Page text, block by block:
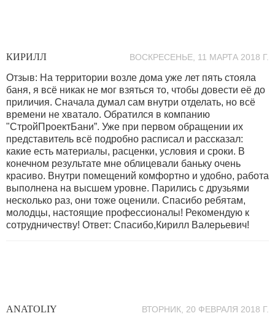
КИРИЛЛ ВОСКРЕСЕНЬЕ, 11 МАРТА 2018 Г.
Отзыв: На территории возле дома уже лет пять стояла
баня, я всё никак не мог взяться то, чтобы довести её до
приличия. Сначала думал сам внутри отделать, но всё
времени не хватало. Обратился в компанию
"СтройПроектБани”. Уже при первом обращении их
представитель всё подробно расписал и рассказал:
какие есть материалы, расценки, условия и сроки. В
конечном результате мне облицевали баньку очень
красиво. Внутри помещений комфортно и удобно, работа
выполнена на высшем уровне. Парились с друзьями
несколько раз, они тоже оценили. Спасибо ребятам,
молодцы, настоящие профессионалы! Рекомендую к
сотрудничеству! Ответ: Спасибо,Кирилл Валерьевич!
ANATOLIY ВТОРНИК, 20 ФЕВРАЛЯ 2018 Г.